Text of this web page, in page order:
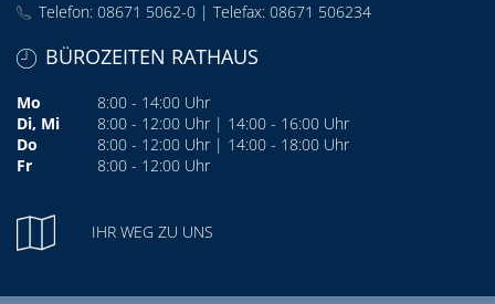
Telefon: 08671 5062-0 | Telefax: 08671 506234
BÜROZEITEN RATHAUS
Mo
8:00 - 14:00 Uhr
Di, Mi
8:00 - 12:00 Uhr | 14:00 - 16:00 Uhr
Do
8:00 - 12:00 Uhr | 14:00 - 18:00 Uhr
Fr
8:00 - 12:00 Uhr
IHR WEG ZU UNS